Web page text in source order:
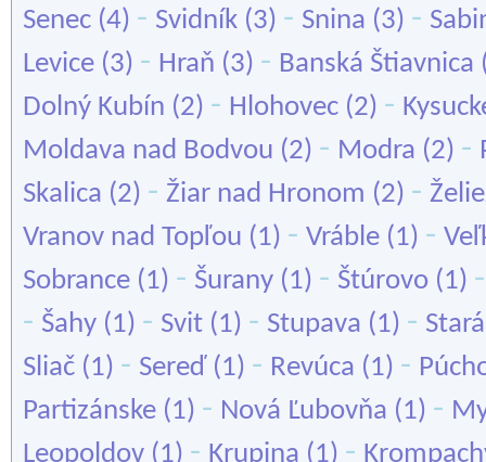
Senec (4) - Svidník (3) - Snina (3) -
Levice (3) - Hraň (3) - Banská Štiavnica
Dolný Kubín (2) - Hlohovec (2) -
Moldava nad Bodvou (2) - Modra (2) -
Skalica (2) - Žiar nad Hronom (2) -
Vranov nad Topľou (1) - Vráble (1) -
Sobrance (1) - Šurany (1) - Štúrovo (1)
- Šahy (1) - Svit (1) - Stupava (1) -
Sliač (1) - Sereď (1) - Revúca (1) -
Partizánske (1) - Nová Ľubovňa (1) -
Leopoldov (1) - Krupina (1) -